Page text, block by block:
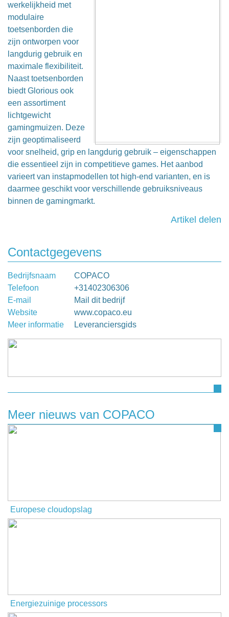
werkelijkheid met
modulaire
toetsenborden die
zijn ontworpen voor
langdurig gebruik en
maximale flexibiliteit.
Naast toetsenborden
biedt Glorious ook
een assortiment
lichtgewicht
gamingmuizen. Deze
zijn geoptimaliseerd
voor snelheid, grip en langdurig gebruik – eigenschappen
die essentieel zijn in competitieve games. Het aanbod
varieert van instapmodellen tot high-end varianten, en is
daarmee geschikt voor verschillende gebruiksniveaus
binnen de gamingmarkt.
Artikel delen
Contactgegevens
Bedrijfsnaam
COPACO
Telefoon
+31402306306
E-mail
Mail dit bedrijf
Website
www.copaco.eu
Meer informatie
Leveranciersgids
Meer nieuws van COPACO
Europese cloudopslag
Energiezuinige processors